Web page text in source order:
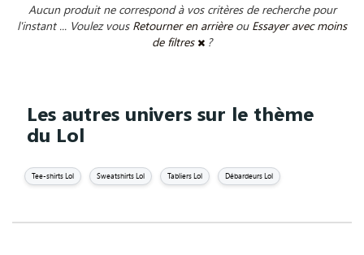
Aucun produit ne correspond à vos critères de recherche pour
l'instant ... Voulez vous Retourner en arrière ou Essayer avec moins
de filtres
?
Les autres univers sur le thème
du Lol
Tee-shirts Lol Sweatshirts Lol Tabliers Lol Débardeurs Lol